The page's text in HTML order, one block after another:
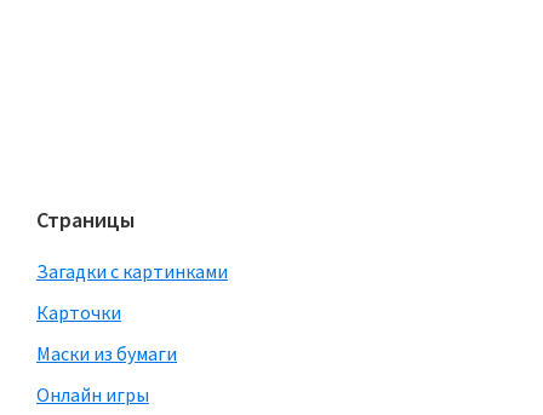
Страницы
Загадки с картинками
Карточки
Маски из бумаги
Онлайн игры